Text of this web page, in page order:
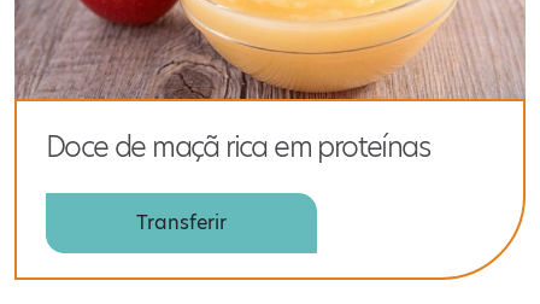
Doce de maçã rica em proteínas
Transferir